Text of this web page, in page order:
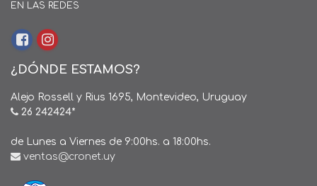
EN LAS REDES
¿DÓNDE ESTAMOS?
Alejo Rossell y Rius 1695, Montevideo, Uruguay
26 242424*
de Lunes a Viernes de 9:00hs. a 18:00hs.
ventas@cronet.uy